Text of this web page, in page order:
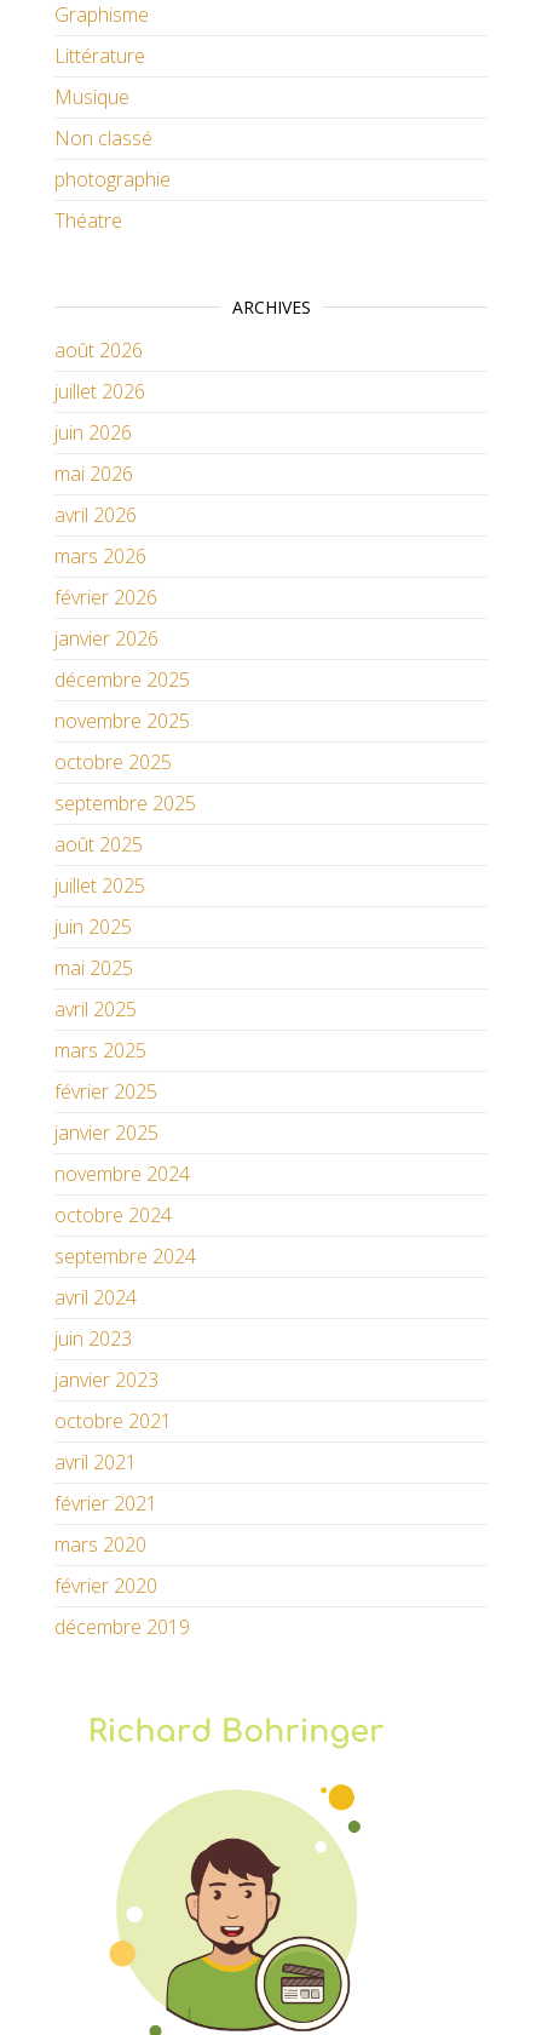
Graphisme
Littérature
Musique
Non classé
photographie
Théatre
ARCHIVES
août 2026
juillet 2026
juin 2026
mai 2026
avril 2026
mars 2026
février 2026
janvier 2026
décembre 2025
novembre 2025
octobre 2025
septembre 2025
août 2025
juillet 2025
juin 2025
mai 2025
avril 2025
mars 2025
février 2025
janvier 2025
novembre 2024
octobre 2024
septembre 2024
avril 2024
juin 2023
janvier 2023
octobre 2021
avril 2021
février 2021
mars 2020
février 2020
décembre 2019